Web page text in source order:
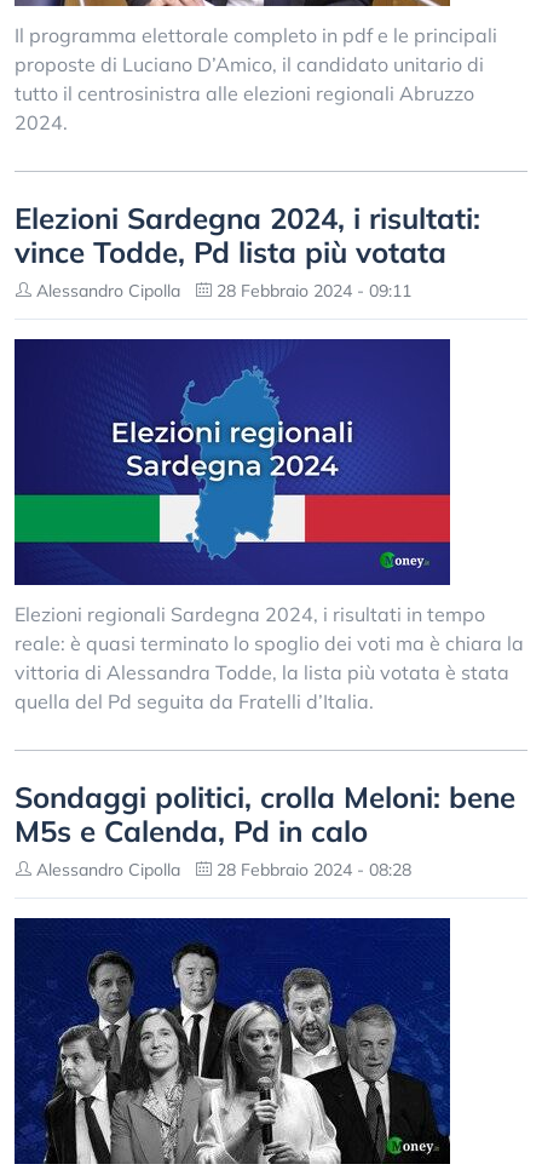
Il programma elettorale completo in pdf e le principali
proposte di Luciano D’Amico, il candidato unitario di
tutto il centrosinistra alle elezioni regionali Abruzzo
2024.
Elezioni Sardegna 2024, i risultati:
vince Todde, Pd lista più votata
Alessandro Cipolla 28 Febbraio 2024 - 09:11
Elezioni regionali Sardegna 2024, i risultati in tempo
reale: è quasi terminato lo spoglio dei voti ma è chiara la
vittoria di Alessandra Todde, la lista più votata è stata
quella del Pd seguita da Fratelli d’Italia.
Sondaggi politici, crolla Meloni: bene
M5s e Calenda, Pd in calo
Alessandro Cipolla 28 Febbraio 2024 - 08:28